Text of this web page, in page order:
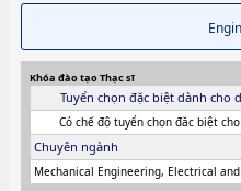
Khóa đào tạo Thạc sĩ
Tuyển chọn đặc biệt dành cho
Có chế độ tuyển chọn đăc biệt
Chuyên ngành
Mechanical Engineering, Electrical